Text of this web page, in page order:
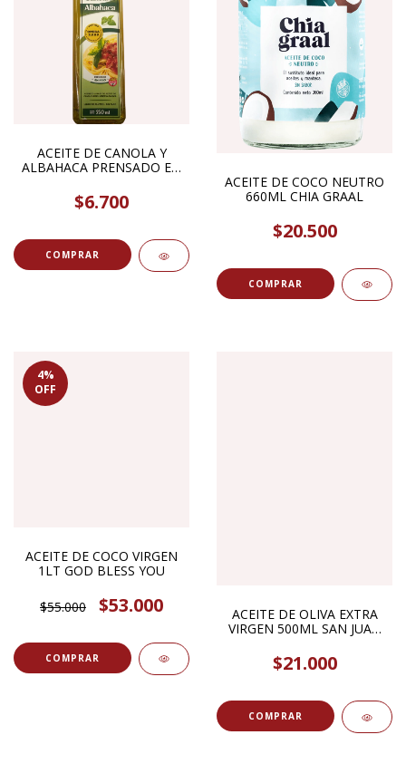
ACEITE DE CANOLA Y
ALBAHACA PRENSADO EN
$6.700
ACEITE DE COCO NEUTRO
660ML CHIA GRAAL
$20.500
4%
OFF
ACEITE DE COCO VIRGEN
1LT GOD BLESS YOU
$55.000 $53.000
ACEITE DE OLIVA EXTRA
VIRGEN 500ML SAN JUAN
$21.000